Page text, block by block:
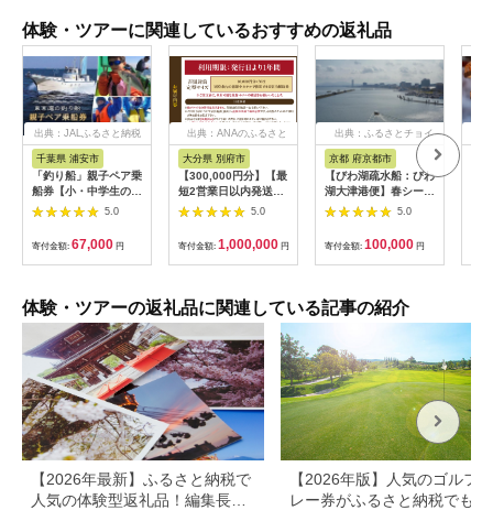
体験・ツアーに関連しているおすすめの返礼品
出典：JALふるさと納税
千葉県 浦安市
「釣り船」親子ペア乗
船券【小・中学生のお
子様】
5.0
寄付金額: 67,000 円
出典：ANAのふるさと
大分県 別府市
【300,000円分】【最
短2営業日以内発送】
別府市内の旅館やホテ
ルで使用できる宿泊補
助券 楽しい旅の思い
出を！ 宿泊券 大分県
別府市 3000円 15000
円 30万円 ホテル 旅
館 温泉 旅行 観光 ト
ラベル 宿泊補助券 チ
ケット クーポン 宿泊
お泊り 別府温泉 別府
観光 地獄めぐり 旅 お
すすめ 人気 体験型 節
約_B030-007
5.0
寄付金額: 1,000,000 円
出典：ふるさとチョイ
京都 府京都市
【びわ湖疏水船：びわ
湖大津港便】春シーズ
ン先行予約権（２名様
分の乗船予約の権利）
5.0
寄付金額: 100,000 円
体験・ツアーの返礼品に関連している記事の紹介
【2026年最新】ふるさと納税で
人気の体験型返礼品！編集長お
【2026年版】人気のゴルフ
レー券がふるさと納税でもら